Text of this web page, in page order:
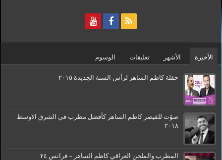
الأخيرة الأشهر تعليقات الوسوم
حفلة كاظم الساهر لرأس السنة الجديدة ٢٠١٥
صوّت للقيصر كاظم الساهر كأفضل مطرب في الشرق الاوسط
٢٠١٨
المطرب والملحن العراقي كاظم الساهر – فرانس ٢٤